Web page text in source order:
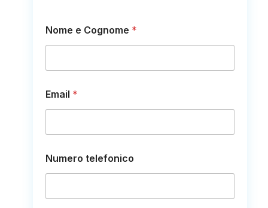
Nome e Cognome *
Email *
Numero telefonico